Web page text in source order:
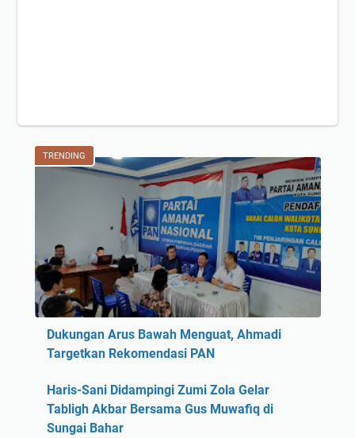
TRENDING
Dukungan Arus Bawah Menguat, Ahmadi
Targetkan Rekomendasi PAN
Haris-Sani Didampingi Zumi Zola Gelar
Tabligh Akbar Bersama Gus Muwafiq di
Sungai Bahar